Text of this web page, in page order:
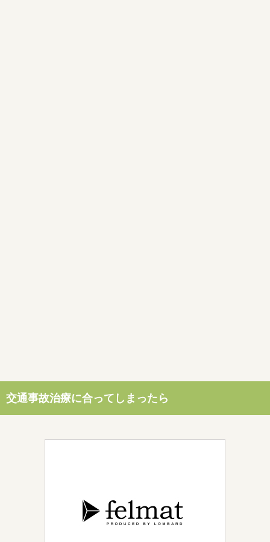
交通事故治療に合ってしまったら